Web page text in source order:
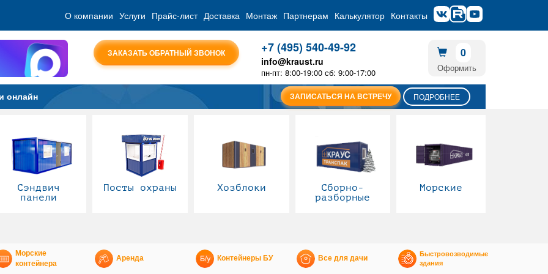
О компании Услуги Прайс-лист Доставка Монтаж Партнерам Калькулятор Контакты
ЗАКАЗАТЬ ОБРАТНЫЙ ЗВОНОК +7 (495) 540-49-92
info@kraust.ru
пн-пт: 8:00-19:00 сб: 9:00-17:00
0
Оформить
онлайн ЗАПИСАТЬСЯ НА ВСТРЕЧУ ПОДРОБНЕЕ
Сэндвич
панели
Посты охраны Хозблоки
Сборно-
разборные
Морские
Морские
контейнера
Аренда Контейнеры БУ Все для дачи
Быстровозводимые
здания